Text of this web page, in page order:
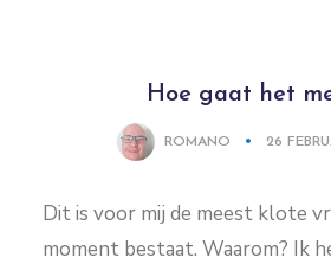
Hoe gaat het
ROMANO 26
Dit is voor mij de meest klote
moment bestaat. Waarom? Ik